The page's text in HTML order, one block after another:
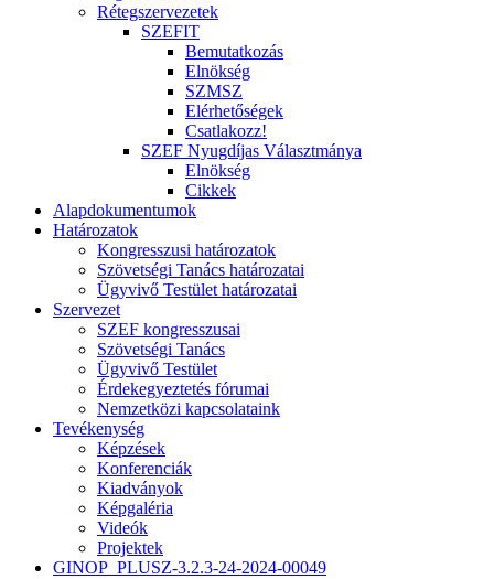
Rétegszervezetek
SZEFIT
Bemutatkozás
Elnökség
SZMSZ
Elérhetőségek
Csatlakozz!
SZEF Nyugdíjas Választmánya
Elnökség
Cikkek
Alapdokumentumok
Határozatok
Kongresszusi határozatok
Szövetségi Tanács határozatai
Ügyvivő Testület határozatai
Szervezet
SZEF kongresszusai
Szövetségi Tanács
Ügyvivő Testület
Érdekegyeztetés fórumai
Nemzetközi kapcsolataink
Tevékenység
Képzések
Konferenciák
Kiadványok
Képgaléria
Videók
Projektek
GINOP_PLUSZ-3.2.3-24-2024-00049